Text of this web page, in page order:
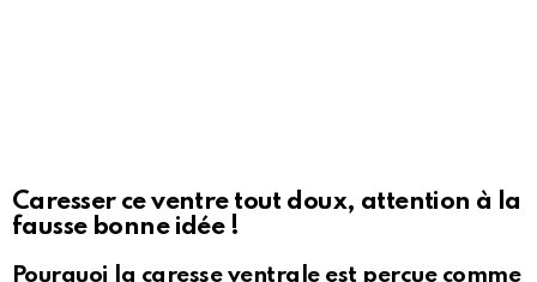
Caresser ce ventre tout doux, attention à la
fausse bonne idée !
Pourquoi la caresse ventrale est perçue comme